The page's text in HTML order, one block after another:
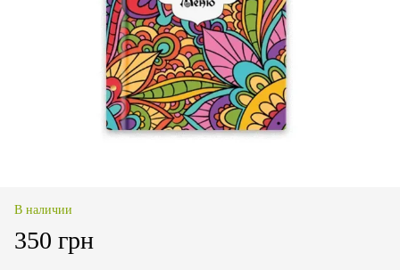
В наличии
350 грн